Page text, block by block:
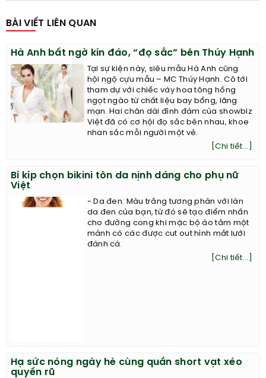
BÀI VIẾT LIÊN QUAN
Hà Anh bất ngờ kín đáo, “đọ sắc” bên Thúy Hạnh
Tại sự kiện này, siêu mẫu Hà Anh cũng
hội ngộ cựu mẫu – MC Thúy Hạnh. Cô tới
tham dự với chiếc váy hoa tông hồng
ngọt ngào từ chất liệu bay bổng, lãng
mạn. Hai chân dài đình đám của showbiz
Việt đã có cơ hội đọ sắc bên nhau, khoe
nhan sắc mỗi người một vẻ.
[Chi tiết...]
Bí kíp chọn bikini tôn da nịnh dáng cho phụ nữ
Việt
- Da đen: Màu trắng tương phản với làn
da đen của bạn, từ đó sẽ tạo điểm nhấn
cho đường cong khi mặc bộ áo tắm một
mảnh có các được cut out hình mắt lưới
đánh cá.
[Chi tiết...]
Hạ sức nóng ngày hè cùng quần short vạt xéo
quyến rũ